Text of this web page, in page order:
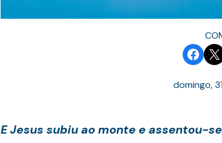
Share on
Email
domingo,
E Jesus subiu ao monte e assentou-